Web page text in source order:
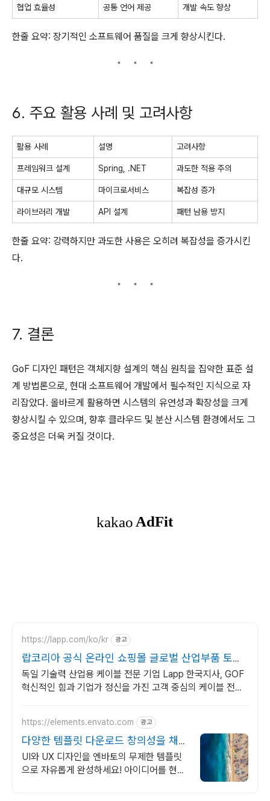
협업 효율성 공통 언어 제공 개발 속도 향상
한줄 요약: 장기적인 소프트웨어 품질을 크게 향상시킨다.
6. 주요 활용 사례 및 고려사항
활용 사례 설명 고려사항
프레임워크 설계 Spring, .NET 과도한 적용 주의
대규모 시스템 마이크로서비스 복잡성 증가
라이브러리 개발 API 설계 패턴 남용 방지
한줄 요약: 강력하지만 과도한 사용은 오히려 복잡성을 증가시킨
다.
7. 결론
GoF 디자인 패턴은 객체지향 설계의 핵심 원칙을 집약한 표준 설
계 방법론으로, 현대 소프트웨어 개발에서 필수적인 지식으로 자
리잡았다. 올바르게 활용하면 시스템의 유연성과 확장성을 크게
향상시킬 수 있으며, 향후 클라우드 및 분산 시스템 환경에서도 그
중요성은 더욱 커질 것이다.
https://lapp.com/ko/kr 광고
랍코리아 공식 온라인 쇼핑몰 글로벌 산업부품 토탈
솔루션!
독일 기술력 산업용 케이블 전문 기업 Lapp 한국지사, GOF
혁신적인 힘과 기업가 정신을 가진 고객 중심의 케이블 전문
https://elements.envato.com 광고
다양한 템플릿 다운로드 창의성을 채우
는 아카이브
UI와 UX 디자인을 엔바토의 무제한 템플릿
으로 자유롭게 완성하세요! 아이디어를 현실